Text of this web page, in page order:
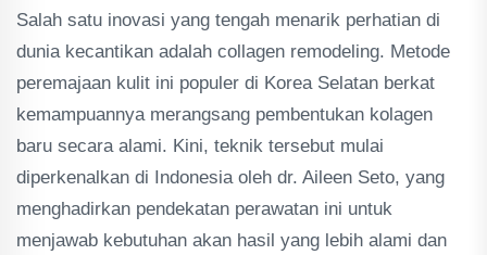
Salah satu inovasi yang tengah menarik perhatian di
dunia kecantikan adalah collagen remodeling. Metode
peremajaan kulit ini populer di Korea Selatan berkat
kemampuannya merangsang pembentukan kolagen
baru secara alami. Kini, teknik tersebut mulai
diperkenalkan di Indonesia oleh dr. Aileen Seto, yang
menghadirkan pendekatan perawatan ini untuk
menjawab kebutuhan akan hasil yang lebih alami dan